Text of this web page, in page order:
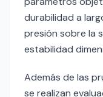
durabilidad a
presión sobre la
estabilidad
Además de las
se realizan